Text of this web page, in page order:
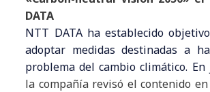
DATA
NTT DATA ha establecido
adoptar medidas destinadas a
problema del cambio climático.
la compañía revisó el contenido